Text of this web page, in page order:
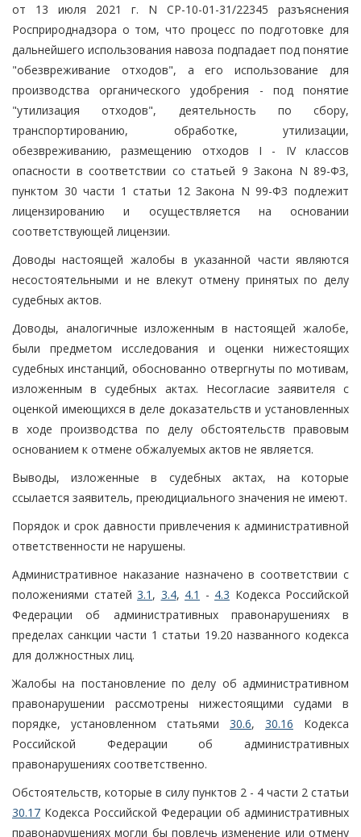
от 13 июля 2021 г. N СР-10-01-31/22345 разъяснения
Росприроднадзора о том, что процесс по подготовке для
дальнейшего использования навоза подпадает под понятие
"обезвреживание отходов", а его использование для
производства органического удобрения - под понятие
"утилизация отходов", деятельность по сбору,
транспортированию, обработке, утилизации,
обезвреживанию, размещению отходов I - IV классов
опасности в соответствии со статьей 9 Закона N 89-ФЗ,
пунктом 30 части 1 статьи 12 Закона N 99-ФЗ подлежит
лицензированию и осуществляется на основании
соответствующей лицензии.
Доводы настоящей жалобы в указанной части являются
несостоятельными и не влекут отмену принятых по делу
судебных актов.
Доводы, аналогичные изложенным в настоящей жалобе,
были предметом исследования и оценки нижестоящих
судебных инстанций, обоснованно отвергнуты по мотивам,
изложенным в судебных актах. Несогласие заявителя с
оценкой имеющихся в деле доказательств и установленных
в ходе производства по делу обстоятельств правовым
основанием к отмене обжалуемых актов не является.
Выводы, изложенные в судебных актах, на которые
ссылается заявитель, преюдициального значения не имеют.
Порядок и срок давности привлечения к административной
ответственности не нарушены.
Административное наказание назначено в соответствии с
положениями статей 3.1 , 3.4, 4.1 - 4.3 Кодекса Российской
Федерации об административных правонарушениях в
пределах санкции части 1 статьи 19.20 названного кодекса
для должностных лиц.
Жалобы на постановление по делу об административном
правонарушении рассмотрены нижестоящими судами в
порядке, установленном статьями 30.6, 30.16 Кодекса
Российской Федерации об административных
правонарушениях соответственно.
Обстоятельств, которые в силу пунктов 2 - 4 части 2 статьи
30.17 Кодекса Российской Федерации об административных
правонарушениях могли бы повлечь изменение или отмену